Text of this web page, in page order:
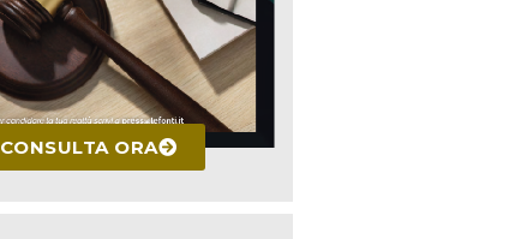
CONSULTA ORA